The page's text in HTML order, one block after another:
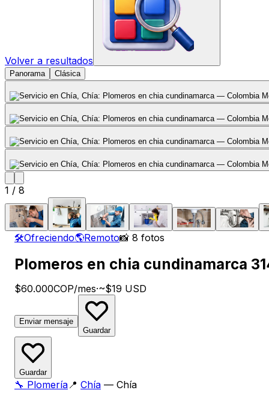
Volver a resultados
Panorama Clásica
1 / 8
🛠️Ofreciendo🌎Remoto📸 8 fotos
Plomeros en chia cundinamarca
$60.000COP/mes·~$19 USD
Enviar mensaje
Guardar
Guardar
🔧 Plomería 📍 Chía — Chía